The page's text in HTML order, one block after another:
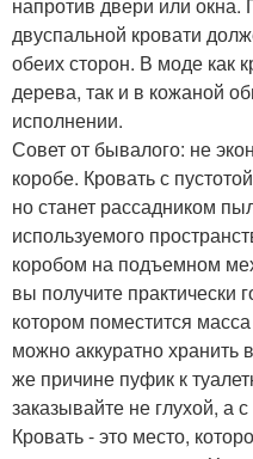
двуспальной кровати
обеих сторон. В моде как
дерева, так и в кожаной
исполнении.
Совет от бывалого: не
коробе. Кровать с
но станет рассадником
используемого
коробом на подъемном
вы получите практически
котором поместится
можно аккуратно
же причине пуфик к
заказывайте не глухой, а
Кровать - это место,